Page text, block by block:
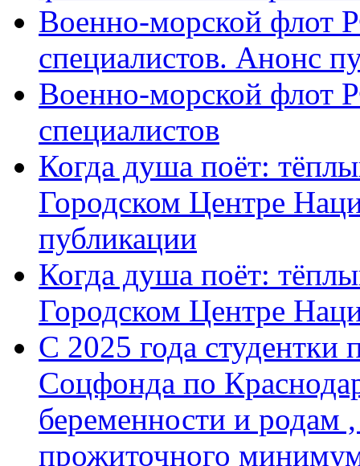
Военно-морской флот
специалистов. Анонс
Военно-морской флот
специалистов
Когда душа поёт:
Городском Центре
публикации
Когда душа поёт:
Городском Центре
С 2025 года студентки
Соцфонда по
беременности и родам
прожиточного